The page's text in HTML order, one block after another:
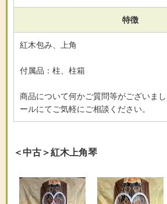
特徴
紅木包み、上角
付属品：柱、柱箱
商品について何かご質問等がございま
ールにてご気軽にご相談ください。
＜中古＞紅木上角琴